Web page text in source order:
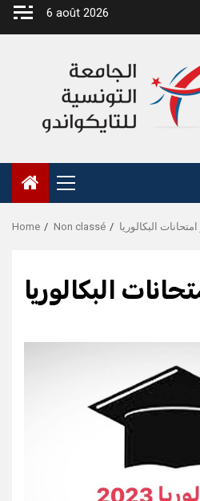
Skip
6 août 2026
Primary
Menu
Home Non classé امتحانات البكالوريا
البكالوريا